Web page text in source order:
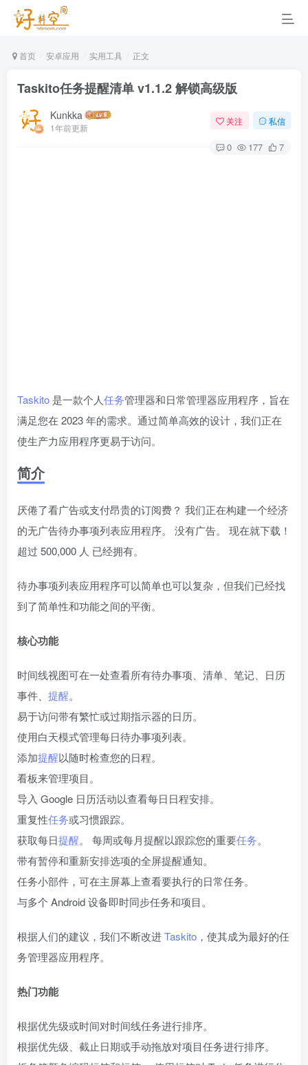
首页 安卓应用 实用工具 正文
Taskito任务提醒清单 v1.1.2 解锁高级版
Kunkka
1年前更新
关注 私信
0 177 7
Taskito 是一款个人任务管理器和日常管理器应用程序，旨在
满足您在 2023 年的需求。通过简单高效的设计，我们正在
使生产力应用程序更易于访问。
简介
厌倦了看广告或支付昂贵的订阅费？ 我们正在构建一个经济
的无广告待办事项列表应用程序。 没有广告。 现在就下载！
超过 500,000 人 已经拥有。
待办事项列表应用程序可以简单也可以复杂，但我们已经找
到了简单性和功能之间的平衡。
核心功能
时间线视图可在一处查看所有待办事项、清单、笔记、日历
事件、 提醒。
易于访问带有繁忙或过期指示器的日历。
使用白天模式管理每日待办事项列表。
添加提醒以随时检查您的日程。
看板来管理项目。
导入 Google 日历活动以查看每日日程安排。
重复性任务或习惯跟踪。
获取每日提醒。 每周或每月提醒以跟踪您的重要任务。
带有暂停和重新安排选项的全屏提醒通知。
任务小部件，可在主屏幕上查看要执行的日常任务。
与多个 Android 设备即时同步任务和项目。
根据人们的建议，我们不断改进Taskito ，使其成为最好的任
务管理器应用程序。
热门功能
根据优先级或时间对时间线任务进行排序。
根据优先级、截止日期或手动拖放对项目任务进行排序。